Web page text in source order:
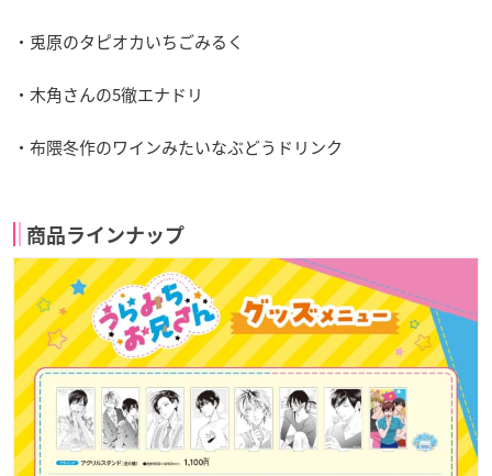
・兎原のタピオカいちごみるく
・木角さんの5徹エナドリ
・布隈冬作のワインみたいなぶどうドリンク
商品ラインナップ